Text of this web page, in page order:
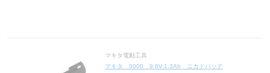
マキタ電動工具
マキタ 9000 9.6V-1.3Ah ニカドバッテ